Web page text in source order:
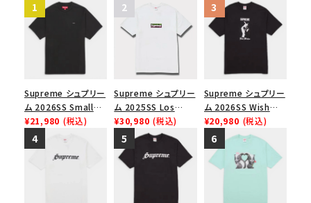
Supreme シュプリー
ム 2026SS Small
Box Tee スモールボ
ックスTシャツ ブラッ
ク
¥21,980 (税込)
Supreme シュプリー
ム 2025SS Los
Angeles Fire Relief
Box Logo Tee ファ
イヤーリリーフボック
スロゴTシャツ ホワ
¥30,980 (税込)
Supreme シュプリー
ム 2026SS Wish
Tee ウィッシュTシ
ャツ ブラック
¥20,980 (税込)